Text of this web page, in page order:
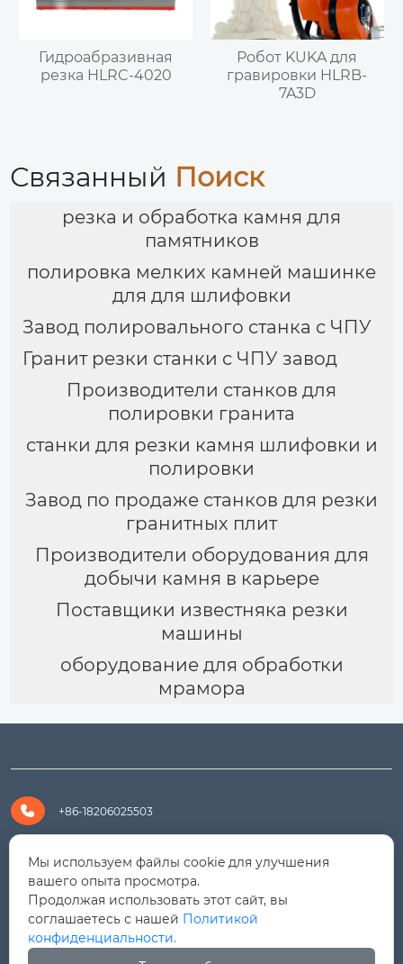
Гидроабразивная
резка HLRC-4020
Робот KUKA для
гравировки HLRB-
7A3D
Связанный Поиск
резка и обработка камня для
памятников
полировка мелких камней машинке
для для шлифовки
Завод полировального станка с ЧПУ
Гранит резки станки с ЧПУ завод
Производители станков для
полировки гранита
станки для резки камня шлифовки и
полировки
Завод по продаже станков для резки
гранитных плит
Производители оборудования для
добычи камня в карьере
Поставщики известняка резки
машины
оборудование для обработки
мрамора
 +86-18206025503
 +8618206025503
 yanali@hualongm.com

351144, Китай, пров.Фуцзянь, г. Путянь, район Личэн,
промышленная зона Хуанши
Мы используем файлы cookie для улучшения
вашего опыта просмотра.
Продолжая использовать этот сайт, вы
соглашаетесь с нашей Политикой
конфиденциальности.